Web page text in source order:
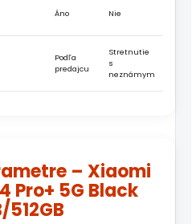
Áno Nie
Podľa
predajcu
Stretnutie
s
neznámym
– Xiaomi
Pro+ 5G Black
512GB